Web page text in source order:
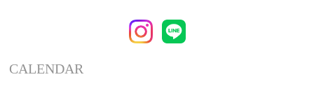
CALENDAR